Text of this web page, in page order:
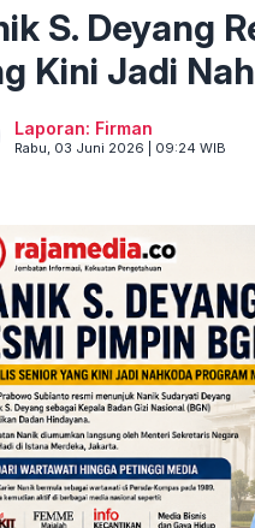
S. Deyang
Kini Jadi
Laporan: Firman
Rabu, 03 Juni 2026 | 09:24 WIB